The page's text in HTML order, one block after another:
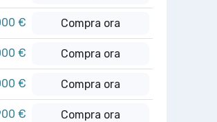
€ Compra ora
€ Compra ora
€ Compra ora
€ Compra ora